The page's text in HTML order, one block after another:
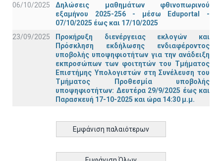
06/10/2025
Δηλώσεις μαθημάτων φθινοπωρινού
εξαμήνου 2025-256 - μέσω Εduportal -
07/10/2025 έως και 17/10/2025
23/09/2025
Προκήρυξη διενέργειας εκλογών και
Πρόσκληση εκδήλωσης ενδιαφέροντος
υποβολής υποψηφιοτήτων για την ανάδειξη
εκπροσώπων των φοιτητών του Τμήματος
Επιστήμης Υπολογιστών στη Συνέλευση του
Τμήματος Προθεσμία υποβολής
υποψηφιοτήτων: Δευτέρα 29/9/2025 έως και
Παρασκευή 17-10-2025 και ώρα 14:30 μ.μ.
Εμφάνιση παλαιότερων